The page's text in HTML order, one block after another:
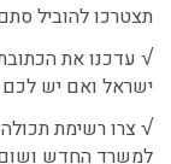
תצטרכו להוביל
√ עדכנו את
ישראל ואם יש לכם
√ צרו רשימת
למשרד החדש